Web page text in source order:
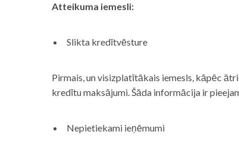
Atteikuma iemesli:
Slikta kredītvēsture
Pirmais, un visizplatītākais iemesls, kāpēc
kredītu maksājumi. Šāda informācija ir
Nepietiekami ieņēmumi